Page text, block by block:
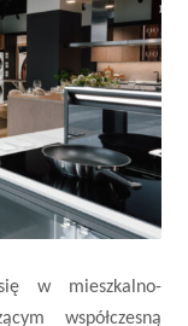
w mieszkalno-
współczesną